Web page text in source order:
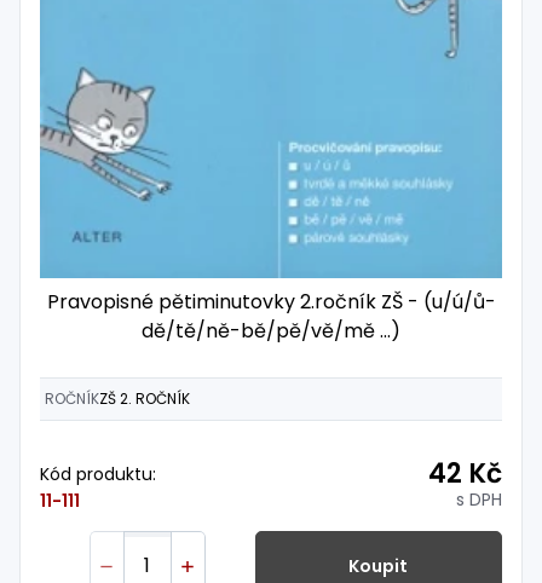
Pravopisné pětiminutovky 2.ročník ZŠ - (u/ú/ů-
dě/tě/ně-bě/pě/vě/mě ...)
ROČNÍKZŠ 2. ROČNÍK
Kód produktu:
11-111
42 Kč
s DPH
Koupit